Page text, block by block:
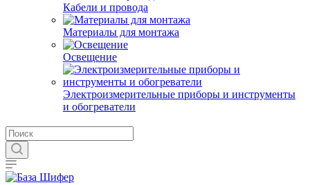
Кабели и провода
Материалы для монтажа
Освещение
Электроизмерительные приборы и инструменты
и обогреватели